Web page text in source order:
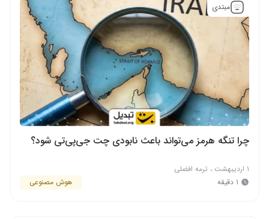
مبتدی
چرا تنگه هرمز می‌تواند باعث نابودی چت جی‌پی‌تی شود؟
۱ اردیبهشت ، ترمه افضلی
۱ دقیقه
هوش مصنوعی